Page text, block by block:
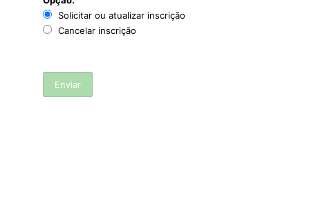
Solicitar ou atualizar inscrição
Cancelar inscrição